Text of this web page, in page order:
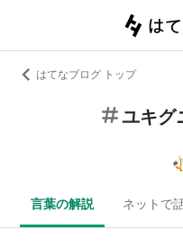
はてなブログ トップ
ユキグ
言葉の解説 ネットで